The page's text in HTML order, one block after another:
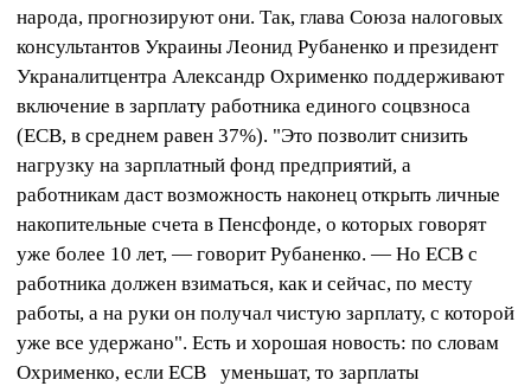
народа, прогнозируют они. Так, глава Союза налоговых
консультантов Украины Леонид Рубаненко и президент
Украналитцентра Александр Охрименко поддерживают
включение в зарплату работника единого соцвзноса
(ЕСВ, в среднем равен 37%). "Это позволит снизить
нагрузку на зарплатный фонд предприятий, а
работникам даст возможность наконец открыть личные
накопительные счета в Пенсфонде, о которых говорят
уже более 10 лет, — говорит Рубаненко. — Но ЕСВ с
работника должен взиматься, как и сейчас, по месту
работы, а на руки он получал чистую зарплату, с которой
уже все удержано". Есть и хорошая новость: по словам
Охрименко, если ЕСВ уменьшат, то зарплаты